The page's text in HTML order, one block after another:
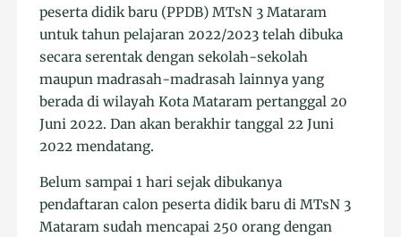
peserta didik baru (PPDB) MTsN 3 Mataram
untuk tahun pelajaran 2022/2023 telah dibuka
secara serentak dengan sekolah-sekolah
maupun madrasah-madrasah lainnya yang
berada di wilayah Kota Mataram pertanggal 20
Juni 2022. Dan akan berakhir tanggal 22 Juni
2022 mendatang.
Belum sampai 1 hari sejak dibukanya
pendaftaran calon peserta didik baru di MTsN 3
Mataram sudah mencapai 250 orang dengan